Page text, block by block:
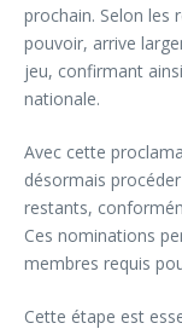
prochain. Selon les
pouvoir, arrive
jeu, confirmant
nationale.
Avec cette
désormais
restants,
Ces nominations
membres requis
Cette étape est